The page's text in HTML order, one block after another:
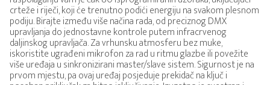
crteže i riječi, koji će trenutno podići energiju na svakom plesnom
podiju. Birajte između više načina rada, od preciznog DMX
upravljanja do jednostavne kontrole putem infracrvenog
daljinskog upravljača. Za vrhunsku atmosferu bez muke,
iskoristite ugrađeni mikrofon za rad u ritmu glazbe ili povežite
više uređaja u sinkronizirani master/slave sistem. Sigurnost je na
prvom mjestu, pa ovaj uređaj posjeduje prekidač na ključ i